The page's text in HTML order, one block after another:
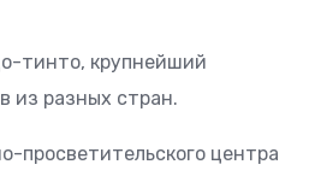
тинто, крупнейший
из разных стран.
просветительского центра